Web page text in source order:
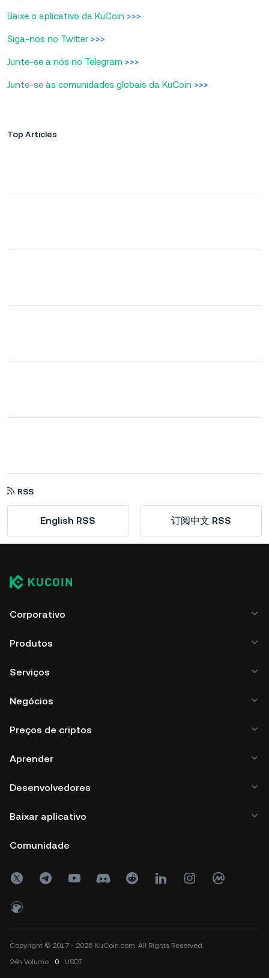
Baixe o aplicativo da KuCoin >>>
Siga-nos no Twitter >>>
Junte-se a nós no Telegram >>>
Junte-se às comunidades globais da KuCoin >>>
Top Articles
RSS
English RSS 订阅中文 RSS
Corporativo
Produtos
Serviços
Negócios
Preços de criptos
Aprender
Desenvolvedores
Baixar aplicativo
Comunidade
Copyright © 2017 - 2026 KuCoin.com. All Rights Reserved.
24h Volume 0 USDT